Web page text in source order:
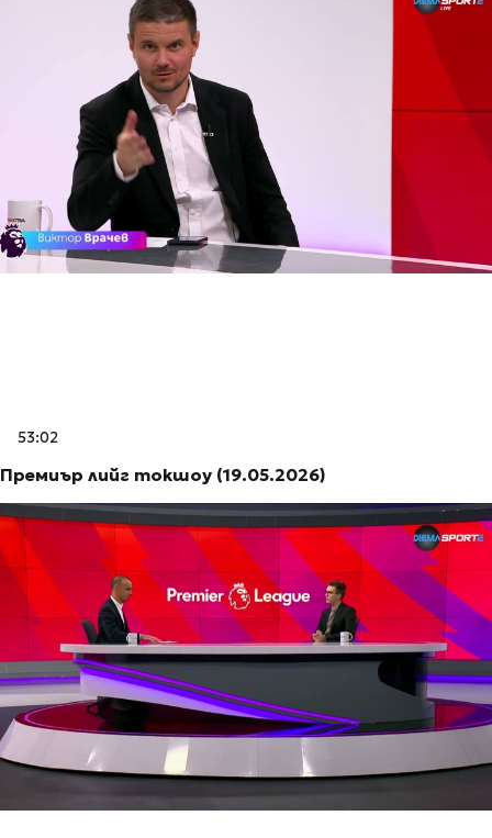
53:02
Премиър лийг токшоу (19.05.2026)